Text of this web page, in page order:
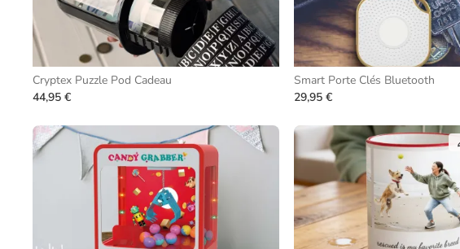
Cryptex Puzzle Pod Cadeau
44,95 €
Smart Porte Clés Bluetooth
29,95 €